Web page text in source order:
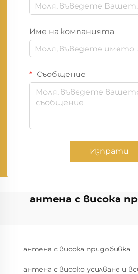
Име на компанията
Съобщение
Изпрати
антена с висока
антена с висока придобивка
антена с високо усилване и